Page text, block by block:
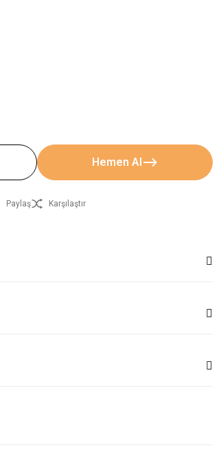
Hemen Al
Paylaş Karşılaştır